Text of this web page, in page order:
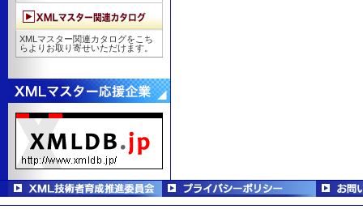
XMLマスター関連カタログをこち
らよりお取り寄せいただけます。